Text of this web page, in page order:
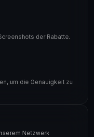
der Rabatte.
um die Genauigkeit zu
Netzwerk